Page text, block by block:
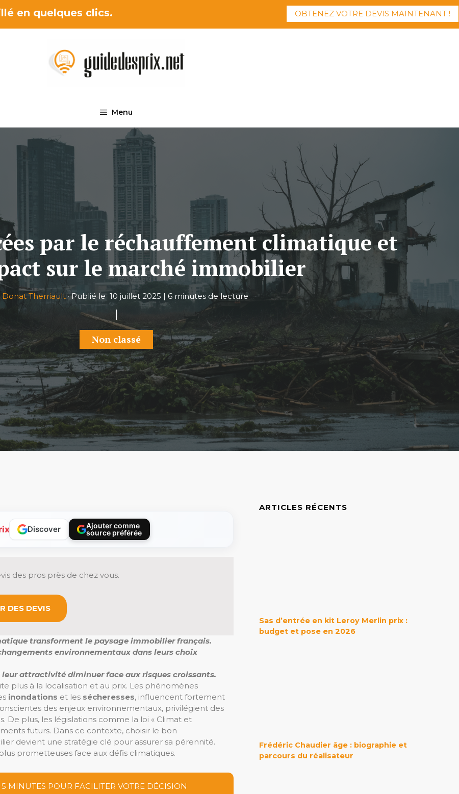
en quelques clics. OBTENEZ VOTRE DEVIS MAINTENANT !
Menu
par le réchauffement climatique et
sur le marché immobilier
Donat Therriault · Publié le 10 juillet 2025 | 6 minutes de lecture
Non classé
Discover
Ajouter comme
source préférée
des pros près de chez vous.
DES DEVIS
transforment le paysage immobilier français.
environnementaux dans leurs choix
attractivité diminuer face aux risques croissants.
plus à la localisation et au prix. Les phénomènes
inondations et les sécheresses, influencent fortement
des enjeux environnementaux, privilégient des
De plus, les législations comme la loi « Climat et
futurs. Dans ce contexte, choisir le bon
devient une stratégie clé pour assurer sa pérennité.
prometteuses face aux défis climatiques.
MINUTES POUR FACILITER VOTRE DÉCISION
ARTICLES RÉCENTS
Sas d’entrée en kit Leroy Merlin prix :
budget et pose en 2026
Frédéric Chaudier âge : biographie et
parcours du réalisateur